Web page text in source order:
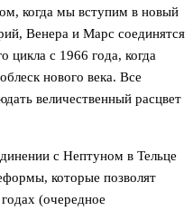
когда мы вступим в новый
Венера и Марс соединятся
цикла с 1966 года, когда
нового века. Все
величественный расцвет
с Нептуном в Тельце
которые позволят
(очередное